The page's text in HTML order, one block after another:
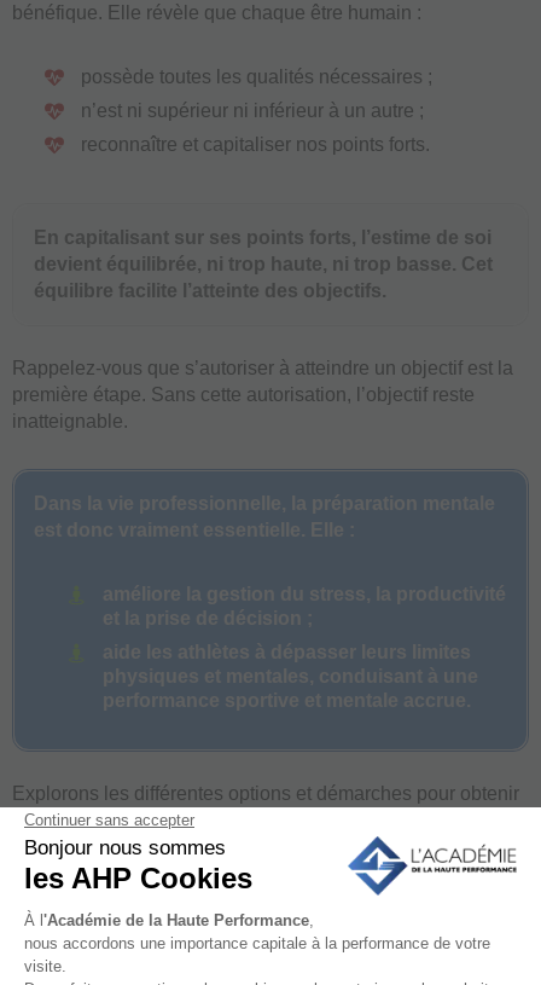
bénéfique. Elle révèle que chaque être humain :
possède toutes les qualités nécessaires ;
n’est ni supérieur ni inférieur à un autre ;
reconnaître et capitaliser nos points forts.
En capitalisant sur ses points forts, l’estime de soi
devient équilibrée, ni trop haute, ni trop basse. Cet
équilibre facilite l’atteinte des objectifs.
Rappelez-vous que s’autoriser à atteindre un objectif est la
première étape. Sans cette autorisation, l’objectif reste
inatteignable.
Dans la vie professionnelle, la préparation mentale
est donc vraiment essentielle. Elle :
améliore la gestion du stress, la productivité
et la prise de décision ;
aide les athlètes à dépasser leurs limites
physiques et mentales, conduisant à une
performance sportive et mentale accrue.
Explorons les différentes options et démarches pour obtenir
unDU en préparation mentale et psychologie du sportif
Comment puis-je accéder à un diplôme universitaire en
préparation mentale ?